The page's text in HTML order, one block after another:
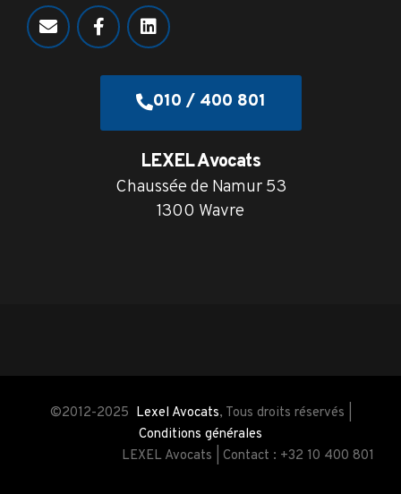
010 / 400 801
LEXEL Avocats
Chaussée de Namur 53
1300 Wavre
©2012-2025 Lexel Avocats, Tous droits réservés |
Conditions générales
LEXEL Avocats | Contact : +32 10 400 801